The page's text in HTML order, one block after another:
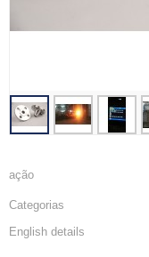
ação
Categorias
English details